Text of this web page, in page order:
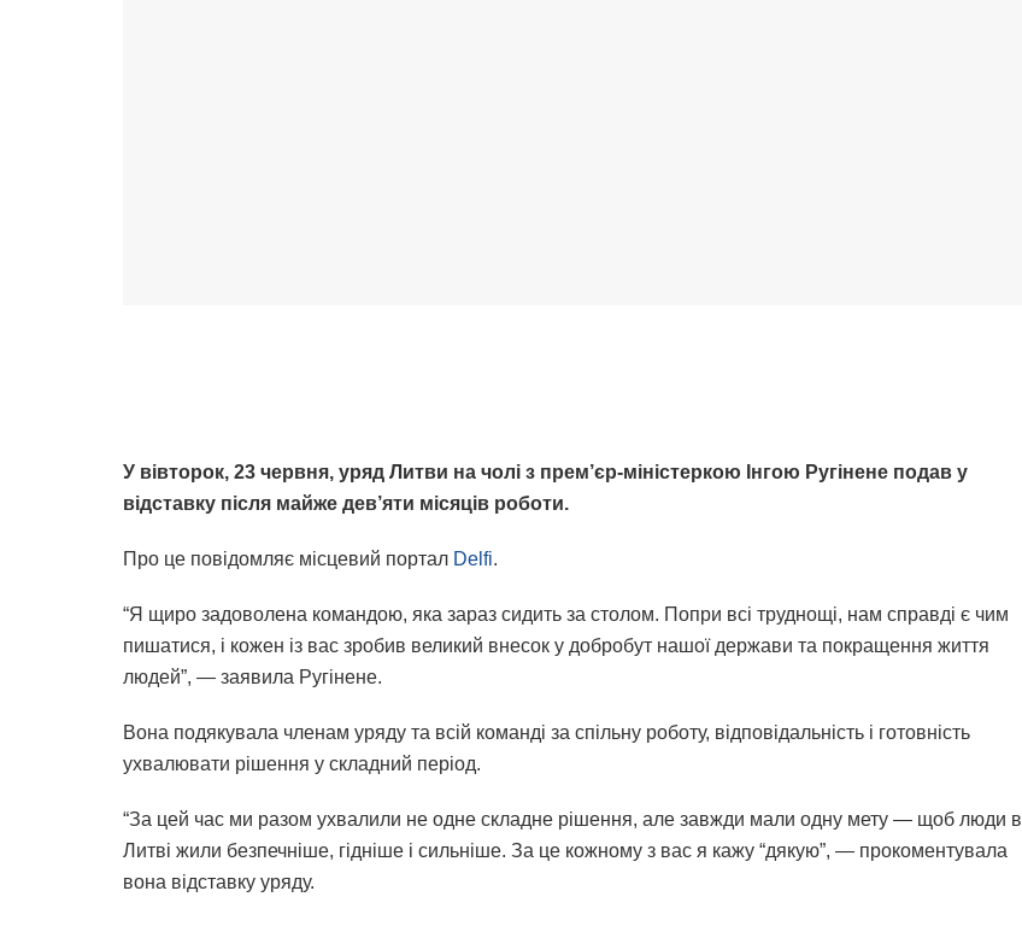
У вівторок, 23 червня, уряд Литви на чолі з прем’єр-міністеркою Інгою Ругінене подав у
відставку після майже дев’яти місяців роботи.
Про це повідомляє місцевий портал Delfi.
“Я щиро задоволена командою, яка зараз сидить за столом. Попри всі труднощі, нам справді є чим
пишатися, і кожен із вас зробив великий внесок у добробут нашої держави та покращення життя
людей”, — заявила Ругінене.
Вона подякувала членам уряду та всій команді за спільну роботу, відповідальність і готовність
ухвалювати рішення у складний період.
“За цей час ми разом ухвалили не одне складне рішення, але завжди мали одну мету — щоб люди в
Литві жили безпечніше, гідніше і сильніше. За це кожному з вас я кажу “дякую”, — прокоментувала
вона відставку уряду.